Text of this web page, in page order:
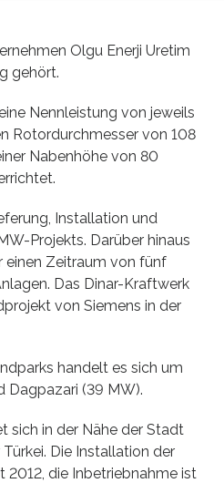
Olgu Enerji Uretim
gehört.
Nennleistung von jeweils
Rotordurchmesser von 108
Nabenhöhe von 80
Installation und
Projekts. Darüber hinaus
einen Zeitraum von fünf
Das Dinar-Kraftwerk
von Siemens in der
handelt es sich um
Dagpazari (39 MW).
sich in der Nähe der Stadt
Die Installation der
die Inbetriebnahme ist